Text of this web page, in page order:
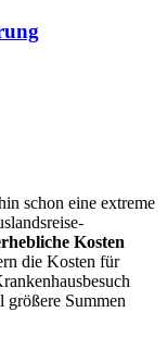
schon eine extreme
Kosten
die Kosten für
größere Summen